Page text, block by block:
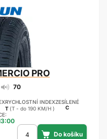
PRO
70
RYCHLOSTNÍ INDEX
T (T - do 190 KM/H )
ZESÍLENÉ
C